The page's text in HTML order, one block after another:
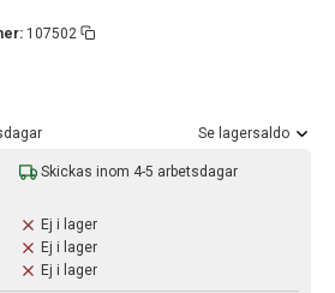
107502
Se lagersaldo
Skickas inom 4-5 arbetsdagar
Ej i lager
Ej i lager
Ej i lager